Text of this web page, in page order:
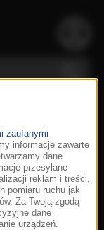
zaufanymi
informacje zawarte
dane
przesyłane
reklam i treści,
pomiaru ruchu jak
Za Twoją zgodą
dane
urządzeń.